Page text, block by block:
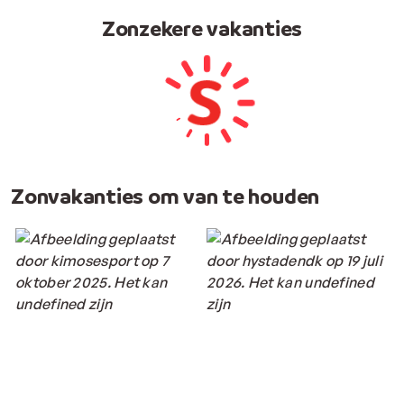
Zonzekere vakanties
Zonvakanties om van te houden